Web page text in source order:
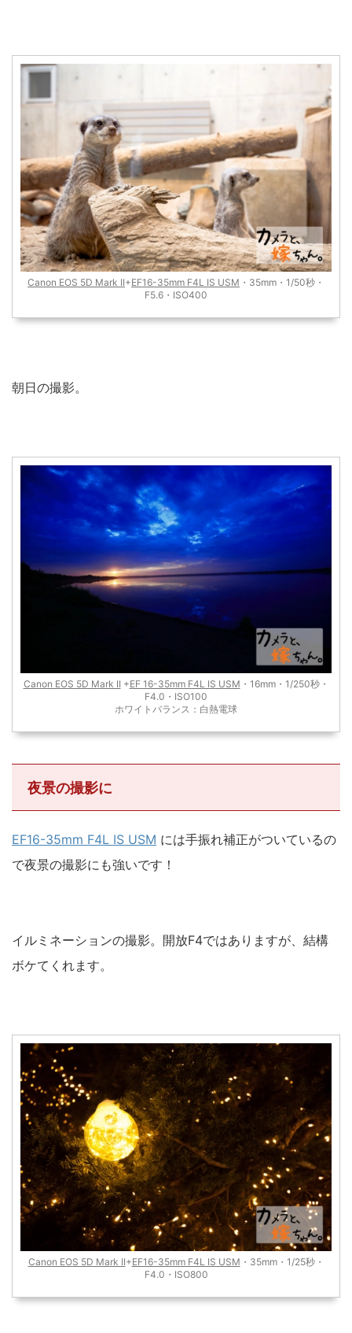
Canon EOS 5D Mark II+EF16-35mm F4L IS USM ・35mm・1/50秒・
F5.6・ISO400
朝日の撮影。
Canon EOS 5D Mark II +EF 16-35mm F4L IS USM ・16mm・1/250秒・
F4.0・ISO100
ホワイトバランス：白熱電球
夜景の撮影に
EF16-35mm F4L IS USM には手振れ補正がついているの
で夜景の撮影にも強いです！
イルミネーションの撮影。開放F4ではありますが、結構
ボケてくれます。
Canon EOS 5D Mark II+EF16-35mm F4L IS USM ・35mm・1/25秒・
F4.0・ISO800